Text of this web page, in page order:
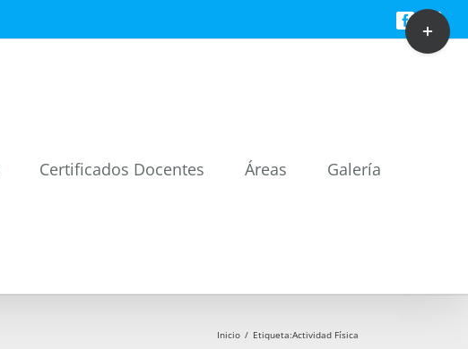
Facebook
Certificados Docentes Áreas Galería
Inicio / Etiqueta:Actividad Física
Toggle
Sliding